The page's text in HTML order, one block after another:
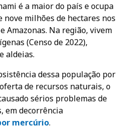
é a maior do país e ocupa
nove milhões de hectares nos
Amazonas. Na região, vivem
(Censo de 2022),
aldeias.
dessa população por
de recursos naturais, o
sérios problemas de
em decorrência
mercúrio.